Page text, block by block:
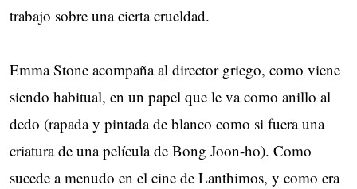
trabajo sobre una cierta crueldad.
Emma Stone acompaña al director griego, como viene
siendo habitual, en un papel que le va como anillo al
dedo (rapada y pintada de blanco como si fuera una
criatura de una película de Bong Joon-ho). Como
sucede a menudo en el cine de Lanthimos, y como era